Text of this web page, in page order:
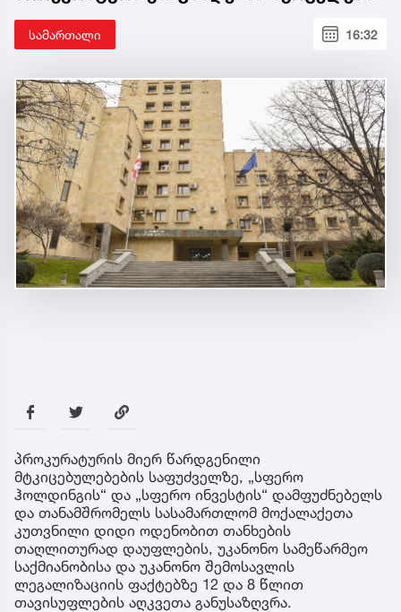
სამართალი 16:32
პროკურატურის მიერ წარდგენილი
მტკიცებულებების საფუძველზე, „სფერო
ჰოლდინგის“ და „სფერო ინვესტის“ დამფუძნებელს
და თანამშრომელს სასამართლომ მოქალაქეთა
კუთვნილი დიდი ოდენობით თანხების
თაღლითურად დაუფლების, უკანონო სამეწარმეო
საქმიანობისა და უკანონო შემოსავლის
ლეგალიზაციის ფაქტებზე 12 და 8 წლით
თავისუფლების აღკვეთა განუსაზღვრა.